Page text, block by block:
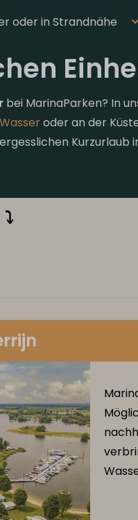
oder in Strandnähe
bei MarinaParken? In
oder an der
Kurzurlaub